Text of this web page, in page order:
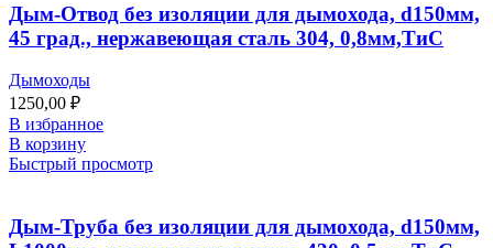
Дым-Отвод без изоляции для дымохода, d150мм,
45 град., нержавеющая сталь 304, 0,8мм,ТиС
Дымоходы
1250,00 ₽
В избранное
В корзину
Быстрый просмотр
Дым-Труба без изоляции для дымохода, d150мм,